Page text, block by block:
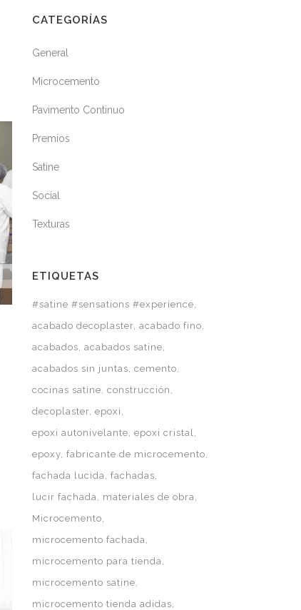
CATEGORÍAS
General
Microcemento
Pavimento Continuo
Premios
Satine
Social
Texturas
ETIQUETAS
#satine #sensations #experience
acabado decoplaster acabado fino
acabados acabados satine
acabados sin juntas cemento
cocinas satine construcción
decoplaster epoxi
epoxi autonivelante epoxi cristal
epoxy fabricante de microcemento
fachada lucida fachadas
lucir fachada
materiales de obra
Microcemento
microcemento fachada
microcemento para tienda
microcemento satine
microcemento tienda adidas